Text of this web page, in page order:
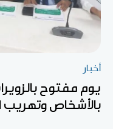
أخبار
يوم مفتوح
بالأشخاص وتهريب